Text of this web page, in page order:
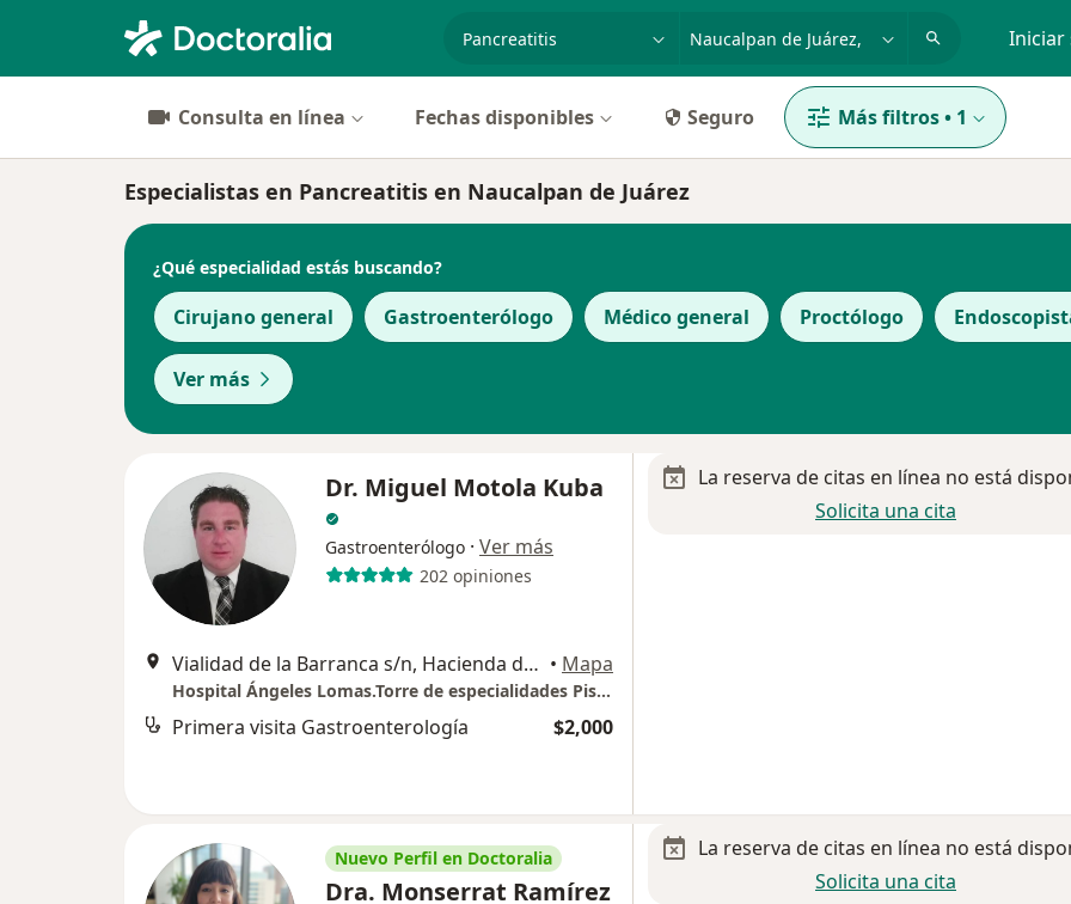
p. ej. Guadalajara Iniciar
Consulta en línea Fechas disponibles Seguro Más filtros• 1
Especialistas en Pancreatitis en Naucalpan de Juárez
¿Qué especialidad estás buscando?
Cirujano general Gastroenterólogo Médico general Proctólogo
Ver más
Dr. Miguel Motola Kuba
Gastroenterólogo · Ver más
202 opiniones
Vialidad de la Barranca s/n, Hacienda de las Palmas, Huixquilucan • Mapa
Hospital Ángeles Lomas.Torre de especialidades Piso 12. Consultorio 1255
Primera visita Gastroenterología $2,000
La reserva de citas en línea no está
Solicita una cita
Nuevo Perfil en Doctoralia
Dra. Monserrat Ramírez
La reserva de citas en línea no está
Solicita una cita